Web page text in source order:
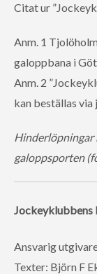
Citat ur
Anm. 1
galoppbana i
Anm. 2
kan beställas
Hinderlöpningar
galoppsporten
Ansvarig
Texter: Björn F